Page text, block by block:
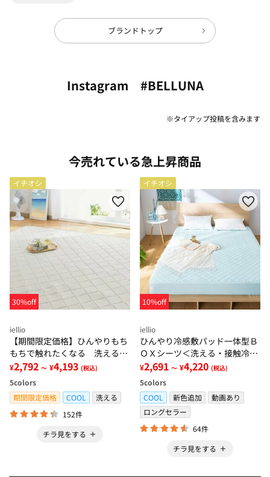
ブランドトップ
Instagram #BELLUNA
※タイアップ投稿を含みます
今売れている急上昇商品
イチオシ
30%off
iellio
【期間限定価格】ひんやりもち
もちで触れたくなる 洗えるラ
グ＜低反発・滑りにくい・接触
冷感・防ダニ・カーペット＞
¥2,792 ～ ¥4,193 (税込)
5colors
期間限定価格
COOL
洗える
152件
チラ見をする
イチオシ
10%off
iellio
ひんやり冷感敷パッド一体型Ｂ
ＯＸシーツ＜洗える・接触冷
感・抗菌防臭・時短・家事楽・
ボックスシーツ・寝苦しさ対策
＞
¥2,691 ～ ¥4,220 (税込)
5colors
COOL
新色追加
動画あり
ロングセラー
64件
チラ見をする